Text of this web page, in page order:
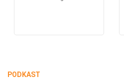
PODKAST